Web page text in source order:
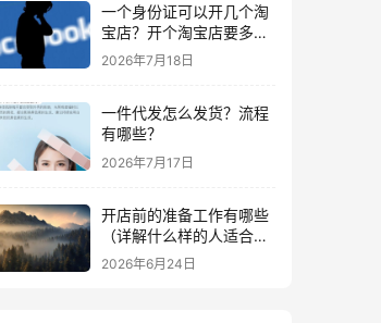
一个身份证可以开几个淘
宝店？开个淘宝店要多少
钱？
2026年7月18日
一件代发怎么发货？流程
有哪些？
2026年7月17日
开店前的准备工作有哪些
（详解什么样的人适合做
生意）
2026年6月24日